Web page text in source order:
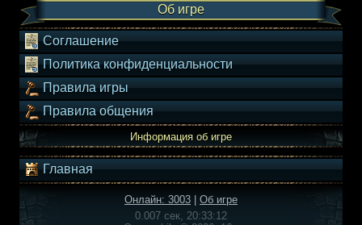
Об игре
Соглашение
Политика конфиденциальности
Правила игры
Правила общения
Информация об игре
Главная
Онлайн: 3003
Об игре
0.007 сек, 20:33:12